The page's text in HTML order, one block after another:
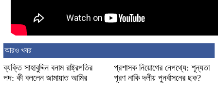
আরও খবর
ব্যক্তি সাহাবুদ্দিন বনাম রাষ্ট্রপতির
পদ: কী বললেন জামায়াত আমির
প্রশাসক নিয়োগের নেপথ্যে: শূন্যতা
পূরণ নাকি দলীয় পুনর্বাসনের ছক?